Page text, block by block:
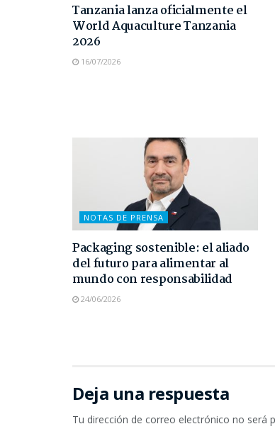
Tanzania lanza oficialmente el
World Aquaculture Tanzania
2026
16/07/2026
NOTAS DE PRENSA
Packaging sostenible: el aliado
del futuro para alimentar al
mundo con responsabilidad
24/06/2026
Deja una respuesta
Tu dirección de correo electrónico no será